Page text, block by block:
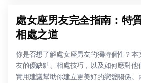
處女座男友完全指南：特
相處之道
你是否想了解處女座男友的獨特個性？本
友的優缺點、相處技巧，以及如何應對他
實用建議幫助你建立更美好的戀愛關係。